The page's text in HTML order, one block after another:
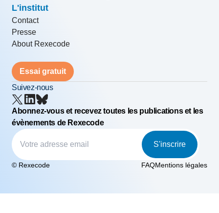
L'institut
Contact
Presse
About Rexecode
Essai gratuit
Suivez-nous
Abonnez-vous et recevez toutes les publications et les
évènements de Rexecode
S'inscrire
© Rexecode FAQMentions légales